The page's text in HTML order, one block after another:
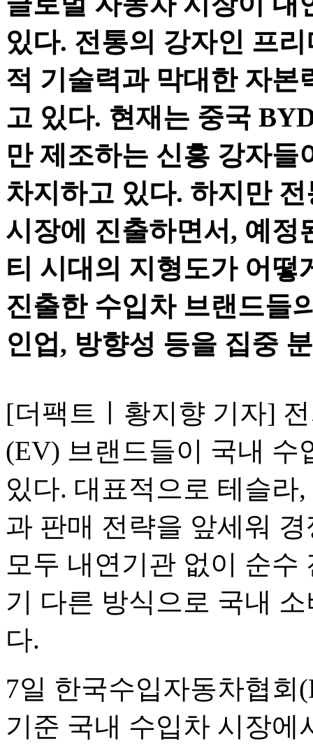
있다. 전통의 강자인 프
적 기술력과 막대한 자본
고 있다. 현재는 중국
만 제조하는 신흥 강자
차지하고 있다. 하지만
시장에 진출하면서, 예정
티 시대의 지형도가 어떻
진출한 수입차 브랜드들
인업, 방향성 등을 집중
[더팩트ㅣ황지향 기자]
(EV) 브랜드들이 국내 수
있다. 대표적으로 테슬라
과 판매 전략을 앞세워
모두 내연기관 없이 순
기 다른 방식으로 국내
다.
7일 한국수입자동차협
기준 국내 수입차 시장에